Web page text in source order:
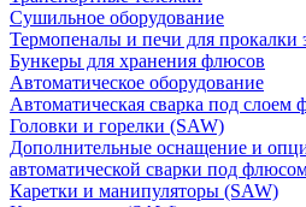
Сушильное оборудование
Термопеналы и печи для прокалки
Бункеры для хранения флюсов
Автоматическое оборудование
Автоматическая сварка под слоем
Головки и горелки (SAW)
Дополнительные оснащение и
автоматической сварки под
Каретки и манипуляторы (SAW)